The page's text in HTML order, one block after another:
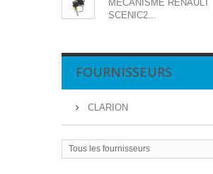
MECANISME RENAULT
SCENIC2...
FOURNISSEURS
CLARION
Tous les fournisseurs